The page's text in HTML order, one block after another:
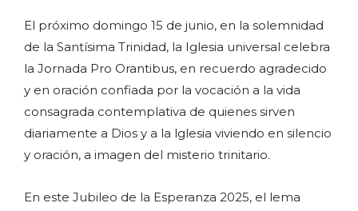
El próximo domingo 15 de junio, en la solemnidad
de la Santísima Trinidad, la Iglesia universal celebra
la Jornada Pro Orantibus, en recuerdo agradecido
y en oración confiada por la vocación a la vida
consagrada contemplativa de quienes sirven
diariamente a Dios y a la lglesia viviendo en silencio
y oración, a imagen del misterio trinitario.
En este Jubileo de la Esperanza 2025, el lema